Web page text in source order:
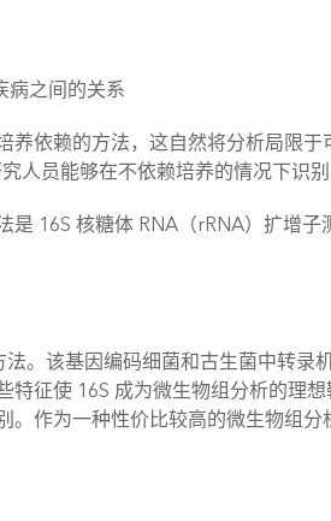
病之间的关系
养依赖的方法，这自然将分析局限
人员能够在不依赖培养的情况下识
16S 核糖体 RNA（rRNA）扩增
。该基因编码细菌和古生菌中转
特征使 16S 成为微生物组分析的理
。作为一种性价比较高的微生物组